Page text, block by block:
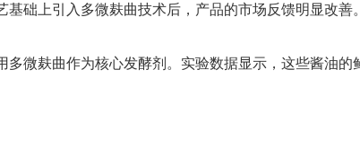
基础上引入多微麸曲技术后，产品的市场反馈明显改善
微麸曲作为核心发酵剂。实验数据显示，这些酱油的